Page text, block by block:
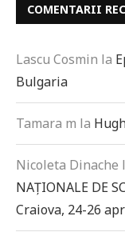
COMENTARII
Lascu Cosmin la
Bulgaria
Tamara m la
Nicoleta Dinache
NAȚIONALE DE
Craiova, 24-26